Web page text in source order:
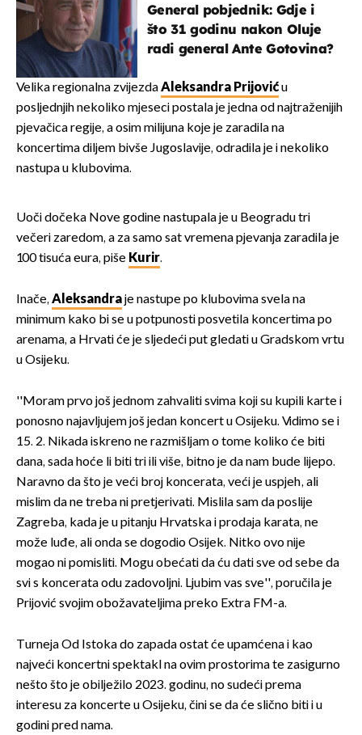
General pobjednik: Gdje i
što 31 godinu nakon Oluje
radi general Ante Gotovina?
Velika regionalna zvijezdaAleksandra Prijoviću
posljednjih nekoliko mjeseci postala je jedna od najtraženijih
pjevačica regije, a osim milijuna koje je zaradila na
koncertima diljem bivše Jugoslavije, odradila je i nekoliko
nastupa u klubovima.
Uoči dočeka Nove godine nastupala je u Beogradu tri
večeri zaredom, a za samo sat vremena pjevanja zaradila je
100 tisuća eura, piše Kurir.
Inače,Aleksandraje nastupe po klubovima svela na
minimum kako bi se u potpunosti posvetila koncertima po
arenama, a Hrvati će je sljedeći put gledati u Gradskom vrtu
u Osijeku.
''Moram prvo još jednom zahvaliti svima koji su kupili karte i
ponosno najavljujem još jedan koncert u Osijeku. Vidimo se i
15. 2. Nikada iskreno ne razmišljam o tome koliko će biti
dana, sada hoće li biti tri ili više, bitno je da nam bude lijepo.
Naravno da što je veći broj koncerata, veći je uspjeh, ali
mislim da ne treba ni pretjerivati. Mislila sam da poslije
Zagreba, kada je u pitanju Hrvatska i prodaja karata, ne
može luđe, ali onda se dogodio Osijek. Nitko ovo nije
mogao ni pomisliti. Mogu obećati da ću dati sve od sebe da
svi s koncerata odu zadovoljni. Ljubim vas sve'', poručila je
Prijović svojim obožavateljima preko Extra FM-a.
Turneja Od Istoka do zapada ostat će upamćena i kao
najveći koncertni spektakl na ovim prostorima te zasigurno
nešto što je obilježilo 2023. godinu, no sudeći prema
interesu za koncerte u Osijeku, čini se da će slično biti i u
godini pred nama.